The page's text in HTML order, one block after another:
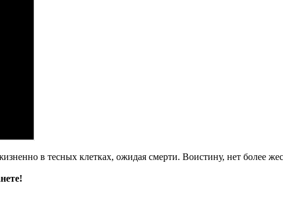
в тесных клетках, ожидая смерти. Воистину, нет более